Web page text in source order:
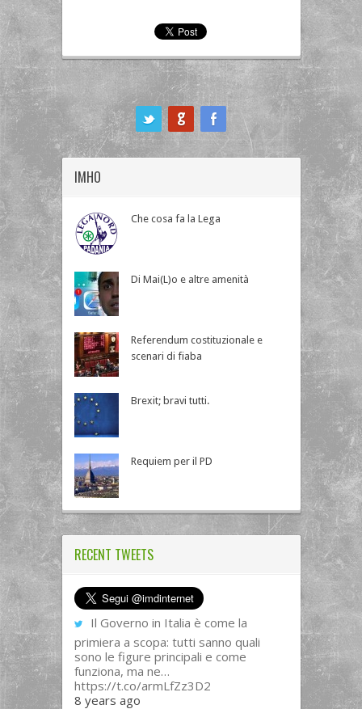
IMHO
Che cosa fa la Lega
Di Mai(L)o e altre amenità
Referendum costituzionale e
scenari di fiaba
Brexit; bravi tutti.
Requiem per il PD
RECENT TWEETS
Il Governo in Italia è come la
primiera a scopa: tutti sanno quali
sono le figure principali e come
funziona, ma ne…
https://t.co/armLfZz3D2
8 years ago